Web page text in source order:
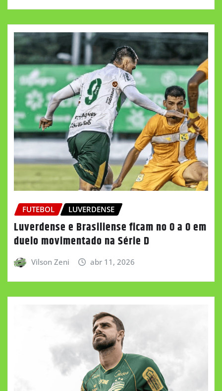
FUTEBOL LUVERDENSE
Luverdense e Brasiliense ficam no 0 a 0 em
duelo movimentado na Série D
Vilson Zeni abr 11, 2026